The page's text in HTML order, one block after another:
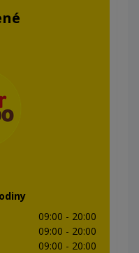
09:00 - 20:00
09:00 - 20:00
09:00 - 20:00